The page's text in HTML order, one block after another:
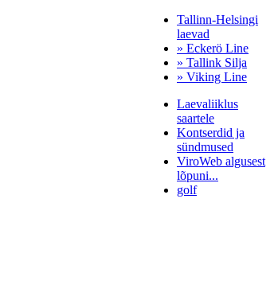
Tallinn-Helsingi
laevad
» Eckerö Line
» Tallink Silja
» Viking Line
Laevaliiklus
saartele
Kontserdid ja
sündmused
ViroWeb algusest
lõpuni...
golf